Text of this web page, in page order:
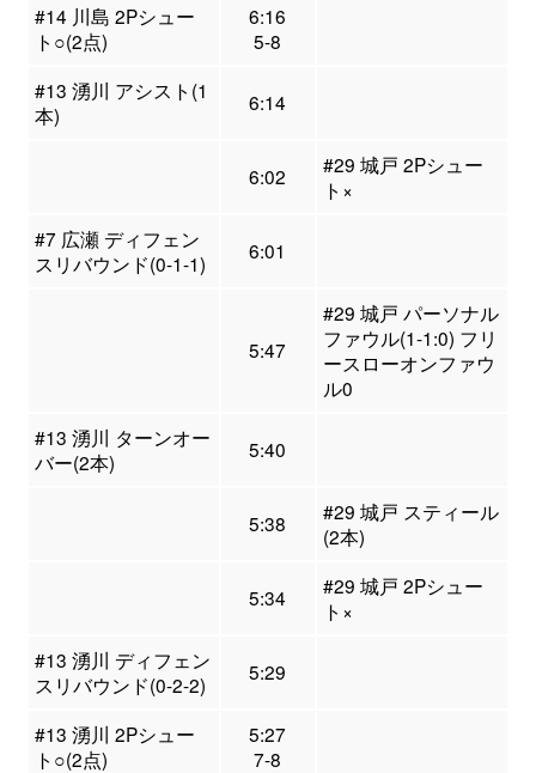
#14 川島 2Pシュー
ト○(2点)
6:16
5-8
#13 湧川 アシスト(1
本)
6:14
6:02
#29 城戸 2Pシュー
ト×
#7 広瀬 ディフェン
スリバウンド(0-1-1)
6:01
5:47
#29 城戸 パーソナル
ファウル(1-1:0) フリ
ースローオンファウ
ル0
#13 湧川 ターンオー
バー(2本)
5:40
5:38
#29 城戸 スティール
(2本)
5:34
#29 城戸 2Pシュー
ト×
#13 湧川 ディフェン
スリバウンド(0-2-2)
5:29
#13 湧川 2Pシュー
ト○(2点)
5:27
7-8